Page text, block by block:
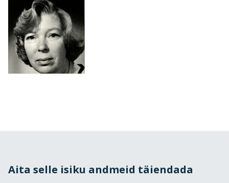
Aita selle isiku andmeid täiendada